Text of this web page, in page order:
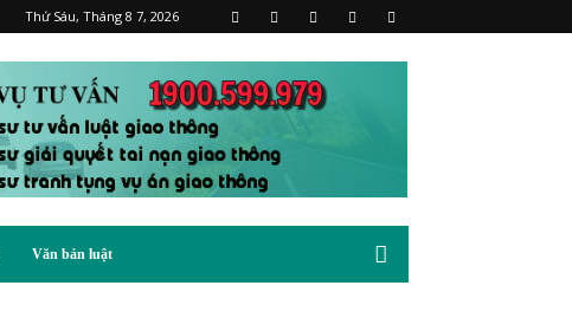
Thứ Sáu, Tháng 8 7, 2026
Văn bản luật